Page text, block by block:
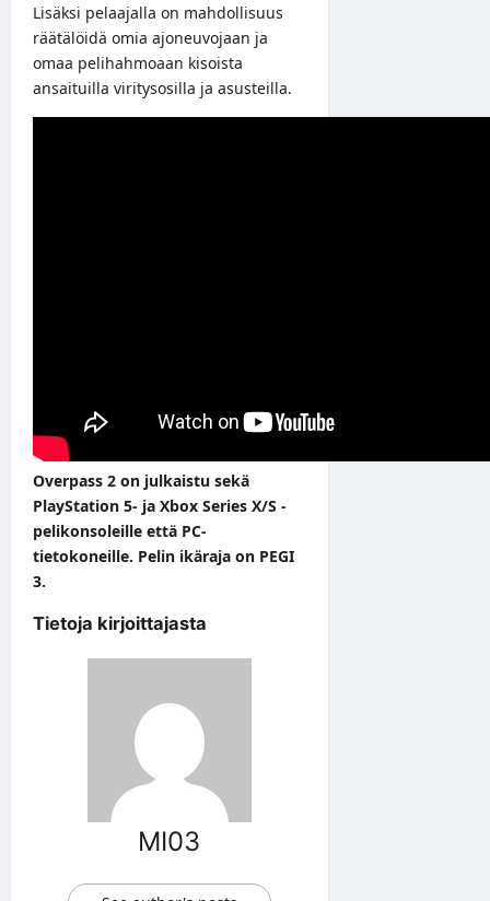
Lisäksi pelaajalla on mahdollisuus
räätälöidä omia ajoneuvojaan ja
omaa pelihahmoaan kisoista
ansaituilla viritysosilla ja asusteilla.
Overpass 2 on julkaistu sekä
PlayStation 5- ja Xbox Series X/S -
pelikonsoleille että PC-
tietokoneille. Pelin ikäraja on PEGI
3.
Tietoja kirjoittajasta
MI03